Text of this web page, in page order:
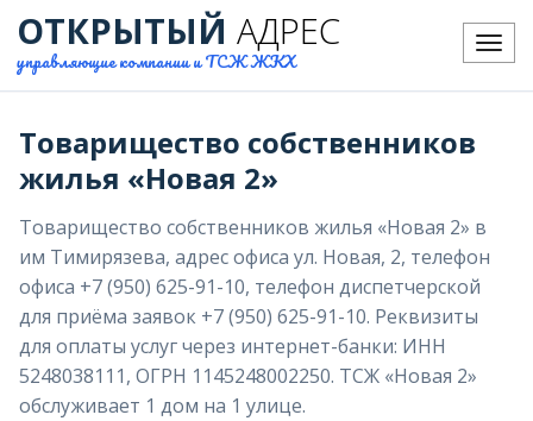
Меню
ОТКРЫТЫЙ АДРЕС
управляющие компании и ТСЖ ЖКХ
Товарищество собственников
жилья «Новая 2»
Товарищество собственников жилья «Новая 2» в
им Тимирязева, адрес офиса ул. Новая, 2, телефон
офиса +7 (950) 625-91-10, телефон диспетчерской
для приёма заявок +7 (950) 625-91-10. Реквизиты
для оплаты услуг через интернет-банки: ИНН
5248038111, ОГРН 1145248002250. ТСЖ «Новая 2»
обслуживает 1 дом на 1 улице.